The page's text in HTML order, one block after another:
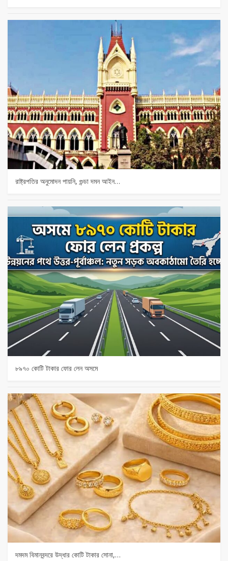
রাষ্ট্রপতির অনুমোদন পায়নি, গুন্ডা দমন আইন…
৮৯৭০ কোটি টাকার ফোর লেন অসমে
দমদম বিমানবন্দরে উদ্ধার কোটি টাকার সোনা,…